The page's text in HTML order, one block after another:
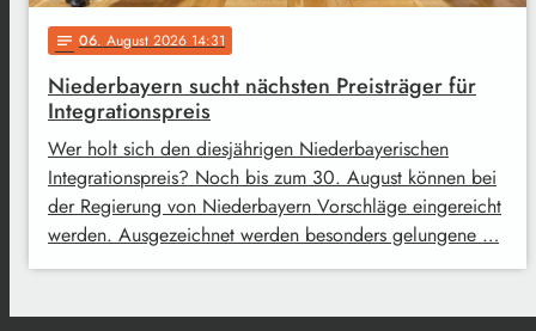
notes 06. August 2026 14:31
Niederbayern sucht nächsten Preisträger für
Integrationspreis
Wer holt sich den diesjährigen Niederbayerischen
Integrationspreis? Noch bis zum 30. August können bei
der Regierung von Niederbayern Vorschläge eingereicht
werden. Ausgezeichnet werden besonders gelungene …